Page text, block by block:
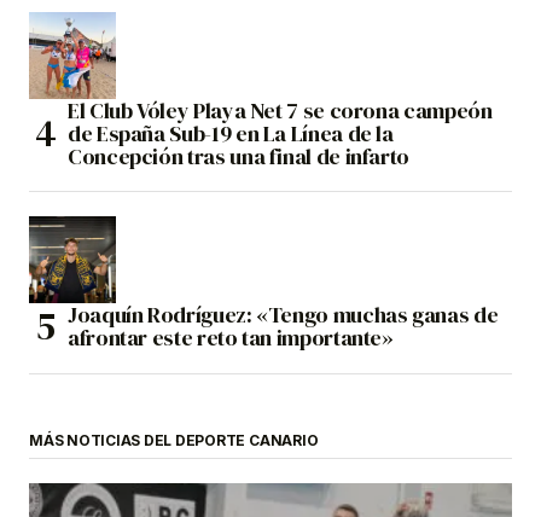
El Club Vóley Playa Net 7 se corona campeón
de España Sub-19 en La Línea de la
Concepción tras una final de infarto
Joaquín Rodríguez: «Tengo muchas ganas de
afrontar este reto tan importante»
MÁS NOTICIAS DEL DEPORTE CANARIO